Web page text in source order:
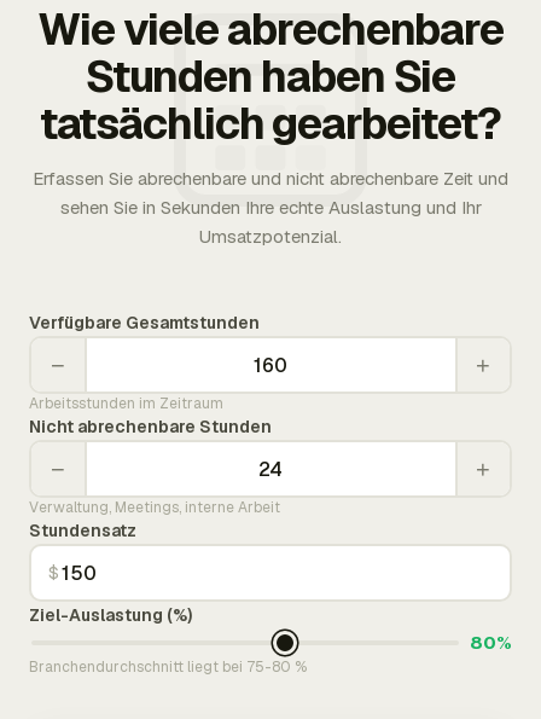
Wie viele abrechenbare
Stunden haben Sie
tatsächlich gearbeitet?
Erfassen Sie abrechenbare und nicht abrechenbare Zeit und
sehen Sie in Sekunden Ihre echte Auslastung und Ihr
Umsatzpotenzial.
Verfügbare Gesamtstunden
− +
Arbeitsstunden im Zeitraum
Nicht abrechenbare Stunden
− +
Verwaltung, Meetings, interne Arbeit
Stundensatz
$
Ziel-Auslastung (%)
80%
Branchendurchschnitt liegt bei 75-80 %